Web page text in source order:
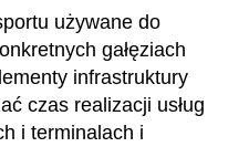
używane do
gałęziach
infrastruktury
czas realizacji usług
i terminalach i